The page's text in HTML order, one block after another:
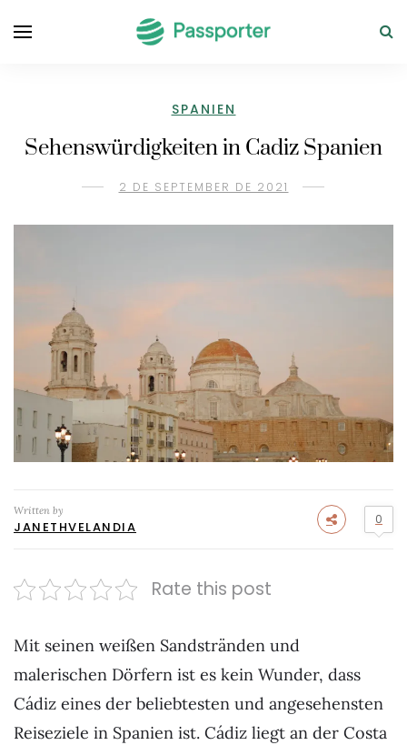
SPANIEN
Sehenswürdigkeiten in Cadiz Spanien
2 DE SEPTEMBER DE 2021
Written by
JANETHVELANDIA 0
Rate this post
Mit seinen weißen Sandstränden und
malerischen Dörfern ist es kein Wunder, dass
Cádiz eines der beliebtesten und angesehensten
Reiseziele in Spanien ist. Cádiz liegt an der Costa